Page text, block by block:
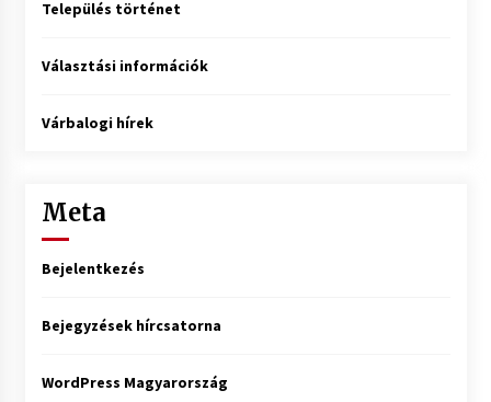
Település történet
Választási információk
Várbalogi hírek
Meta
Bejelentkezés
Bejegyzések hírcsatorna
WordPress Magyarország